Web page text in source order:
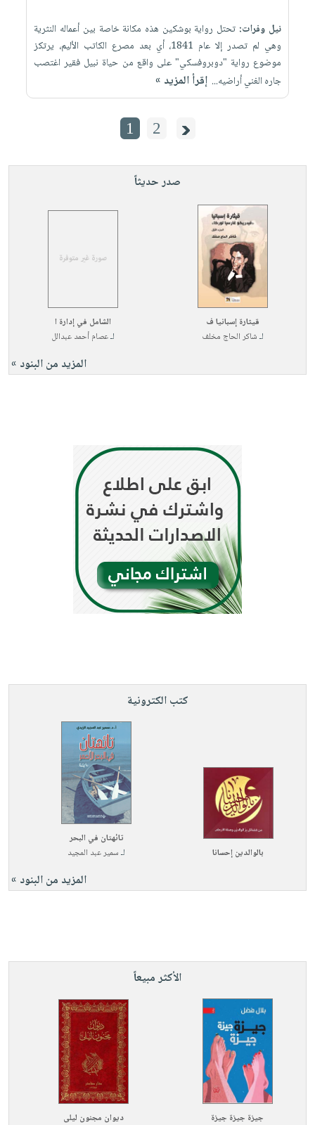
نيل وفرات: تحتل رواية بوشكين هذه مكانة خاصة بين أعماله النثرية
وهي لم تصدر إلا عام 1841، أي بعد مصرع الكاتب الأليم، يرتكز
موضوع رواية "دوبروفسكي" على واقع من حياة نبيل فقير اغتصب
جاره الغني أراضيه... إقرأ المزيد »
1 2
صدر حديثاً
قيثارة إسبانيا ف
لـشاكر الحاج مخلف
الشامل في إدارة ا
لـعصام أحمد عبدالل
المزيد من البنود »
كتب الكترونية
بالوالدين إحسانا
تائهتان في البحر
لـسمير عبد المجيد
المزيد من البنود »
الأكثر مبيعاً
جيزة جيزة جيزة ديوان مجنون ليلى